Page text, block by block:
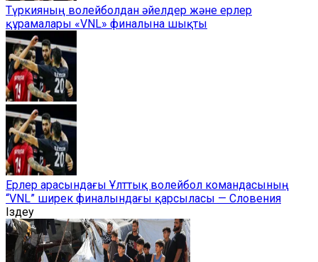
Түркияның волейболдан әйелдер және ерлер
құрамалары «VNL» финалына шықты
Ерлер арасындағы Ұлттық волейбол командасының
“VNL” ширек финалындағы қарсыласы — Словения
Іздеу